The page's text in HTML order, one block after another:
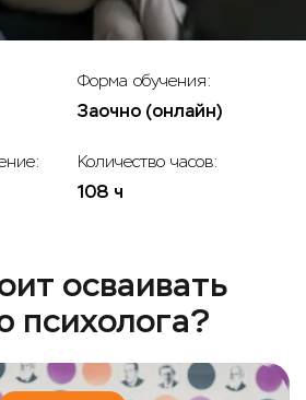
Форма обучения:
Заочно (онлайн)
Количество часов:
108 ч
осваивать
психолога?